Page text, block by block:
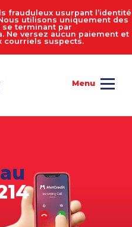
frauduleux usurpant l’identité
utilisons uniquement des
terminant par
Ne versez aucun paiement et
courriels suspects.